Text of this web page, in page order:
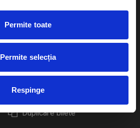
Permite toate
Permite selecția
Respinge
Plata online sau cash
eBilet printat acasa
Livrare prin curier
Returnare bilete
Duplicare bilete